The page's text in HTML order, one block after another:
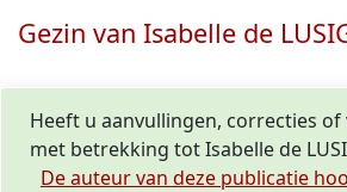
Gezin van Isabelle de
Heeft u aanvullingen, correcties of
met betrekking tot Isabelle de
De auteur van deze publicatie